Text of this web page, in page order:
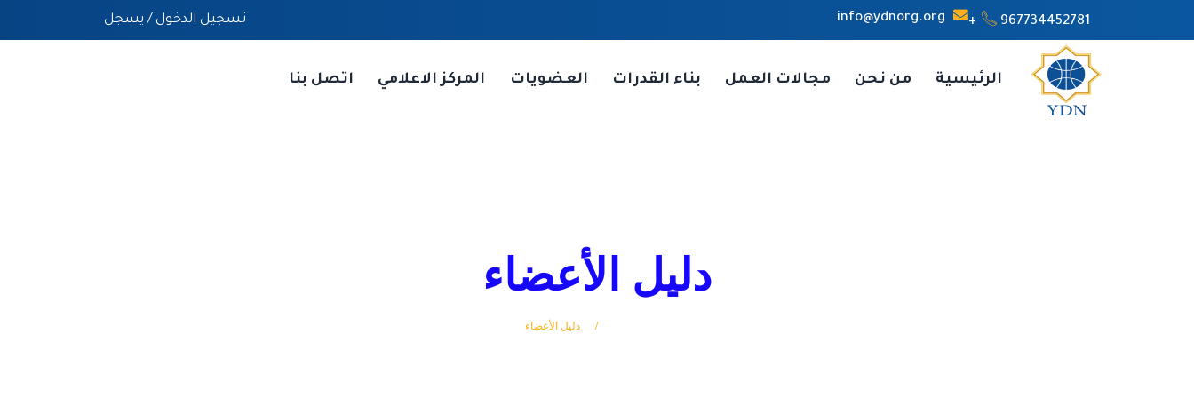
967734452781+
info@ydnorg.org تسجيل الدخول / يسجل
الرئيسية من نحن مجالات العمل بناء القدرات العضويات المركز الاعلامي اتصل بنا
دليل الأعضاء
دليل الأعضاء